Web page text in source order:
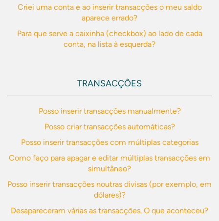
Criei uma conta e ao inserir transacções o meu saldo
aparece errado?
Para que serve a caixinha (checkbox) ao lado de cada
conta, na lista à esquerda?
TRANSACÇÕES
Posso inserir transacções manualmente?
Posso criar transacções automáticas?
Posso inserir transacções com múltiplas categorias
Como faço para apagar e editar múltiplas transacções em
simultâneo?
Posso inserir transacções noutras divisas (por exemplo, em
dólares)?
Desapareceram várias as transacções. O que aconteceu?